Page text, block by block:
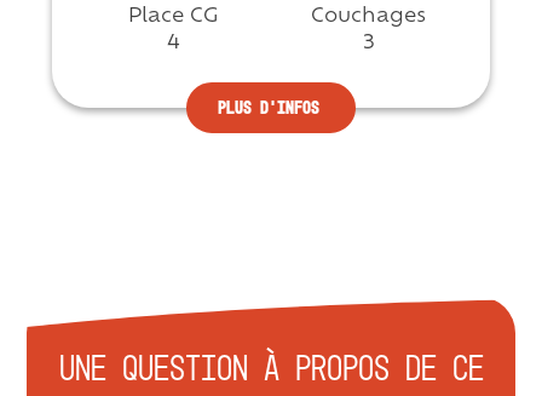
Place CG
4
Couchages
3
Plus d'infos
Une question à propos de ce